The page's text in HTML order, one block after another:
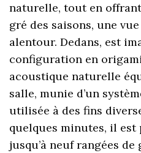
naturelle, tout en
gré des saisons, une
alentour. Dedans, est
configuration en
acoustique naturelle
salle, munie d’un
utilisée à des fins
quelques minutes, il est
jusqu’à neuf rangées